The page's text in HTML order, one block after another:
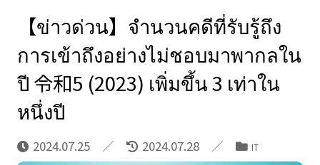
【ข่าวด่วน】จํานวนคดีที่รับรู้ถึง
การเข้าถึงอย่างไม่ชอบมาพากลใน
ปี 令和5 (2023) เพิ่มขึ้น 3 เท่าใน
หนึ่งปี
2024.07.25 2024.07.28 IT